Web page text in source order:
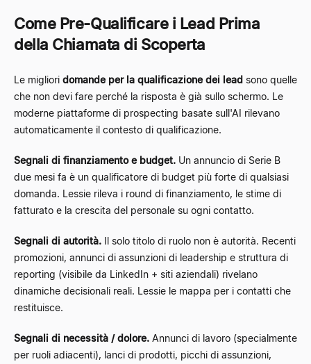
Come Pre-Qualificare i Lead Prima
della Chiamata di Scoperta
Le migliori domande per la qualificazione dei lead sono quelle
che non devi fare perché la risposta è già sullo schermo. Le
moderne piattaforme di prospecting basate sull'AI rilevano
automaticamente il contesto di qualificazione.
Segnali di finanziamento e budget. Un annuncio di Serie B
due mesi fa è un qualificatore di budget più forte di qualsiasi
domanda. Lessie rileva i round di finanziamento, le stime di
fatturato e la crescita del personale su ogni contatto.
Segnali di autorità. Il solo titolo di ruolo non è autorità. Recenti
promozioni, annunci di assunzioni di leadership e struttura di
reporting (visibile da LinkedIn + siti aziendali) rivelano
dinamiche decisionali reali. Lessie le mappa per i contatti che
restituisce.
Segnali di necessità / dolore. Annunci di lavoro (specialmente
per ruoli adiacenti), lanci di prodotti, picchi di assunzioni,